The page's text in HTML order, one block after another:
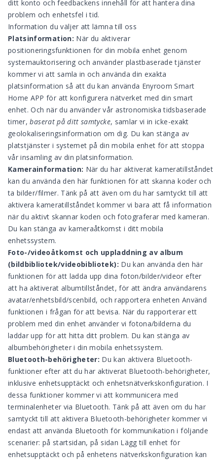
ditt konto och feedbackens innehåll för att hantera dina
problem och enhetsfel i tid.
Information du väljer att lämna till oss
Platsinformation: När du aktiverar
positioneringsfunktionen för din mobila enhet genom
systemauktorisering och använder plastbaserade tjänster
kommer vi att samla in och använda din exakta
platsinformation så att du kan använda Enyroom Smart
Home APP för att konfigurera nätverket med din smart
enhet. Och när du använder vår astronomiska tidsbaserade
timer,baserat på ditt samtycke, samlar vi inicke-exakt
geolokaliseringsinformation om dig. Du kan stänga av
platstjänster i systemet på din mobila enhet för att stoppa
vår insamling av din platsinformation.
Kamerainformation: När du har aktiverat kameratillståndet
kan du använda den här funktionen för att skanna koder och
ta bilder/filmer. Tänk på att även om du har samtyckt till att
aktivera kameratillståndet kommer vi bara att få information
när du aktivt skannar koden och fotograferar med kameran.
Du kan stänga av kameraåtkomst i ditt mobila
enhetssystem.
Foto-/videoåtkomst och uppladdning av album
(bildbibliotek/videobibliotek): Du kan använda den här
funktionen för att ladda upp dina foton/bilder/videor efter
att ha aktiverat albumtillståndet, för att ändra användarens
avatar/enhetsbild/scenbild, och rapportera enheten Använd
funktionen i frågan för att bevisa. När du rapporterar ett
problem med din enhet använder vi fotona/bilderna du
laddar upp för att hitta ditt problem. Du kan stänga av
albumbehörigheter i din mobila enhetssystem.
Bluetooth-behörigheter: Du kan aktivera Bluetooth-
funktioner efter att du har aktiverat Bluetooth-behörigheter,
inklusive enhetsupptäckt och enhetsnätverkskonfiguration. I
dessa funktioner kommer vi att kommunicera med
terminalenheter via Bluetooth. Tänk på att även om du har
samtyckt till att aktivera Bluetooth-behörigheter kommer vi
endast att använda Bluetooth för kommunikation i följande
scenarier: på startsidan, på sidan Lägg till enhet för
enhetsupptäckt och på enhetens nätverkskonfiguration kan